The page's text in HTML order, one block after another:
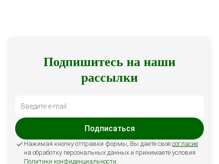
Подпишитесь на наши
рассылки
Подписаться
Нажимая кнопку отправки формы, Вы даете свое согласие
на обработку персональных данных и принимаете условия
Политики конфиденциальности.